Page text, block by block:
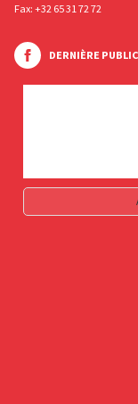
Fax: +32 65 31 72 72
DERNIÈRE